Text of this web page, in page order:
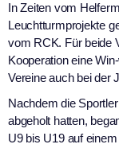
In Zeiten vom
Leuchtturmprojekte
vom RCK. Für beide
Kooperation eine
Vereine auch bei der
Nachdem die
abgeholt hatten,
U9 bis U19 auf